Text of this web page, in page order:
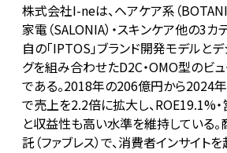
株式会社I-neは、ヘアケア系（
家電（SALONIA）・スキンケア他の3カ
自の「IPTOS」ブランド開発モデルと
グを組み合わせたD2C・OMO型のビ
である。2018年の206億円から2024
で売上を2.2倍に拡大し、ROE19.1%
と収益性も高い水準を維持している
託（ファブレス）で、消費者インサイト